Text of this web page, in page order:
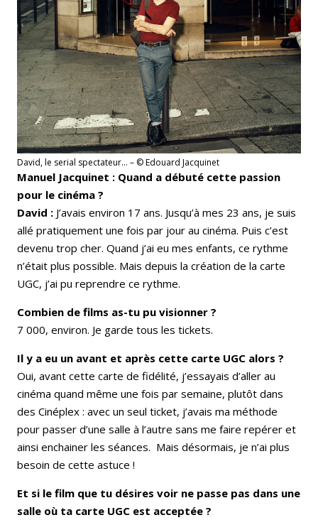
David, le serial spectateur… – © Edouard Jacquinet
Manuel Jacquinet : Quand a débuté cette passion
pour le cinéma ?
David : J’avais environ 17 ans. Jusqu’à mes 23 ans, je suis
allé pratiquement une fois par jour au cinéma. Puis c’est
devenu trop cher. Quand j’ai eu mes enfants, ce rythme
n’était plus possible. Mais depuis la création de la carte
UGC, j’ai pu reprendre ce rythme.
Combien de films as-tu pu visionner ?
7 000, environ. Je garde tous les tickets.
Il y a eu un avant et après cette carte UGC alors ?
Oui, avant cette carte de fidélité, j’essayais d’aller au
cinéma quand même une fois par semaine, plutôt dans
des Cinéplex : avec un seul ticket, j’avais ma méthode
pour passer d’une salle à l’autre sans me faire repérer et
ainsi enchainer les séances. Mais désormais, je n’ai plus
besoin de cette astuce !
Et si le film que tu désires voir ne passe pas dans une
salle où ta carte UGC est acceptée ?